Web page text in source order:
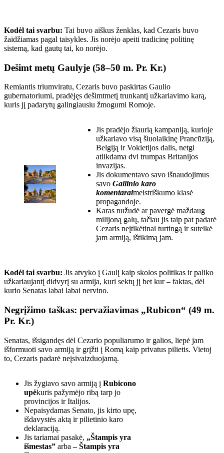
Kodėl tai svarbu: Tai buvo aiškus ženklas, kad Cezaris buvo
žaidžiamas pagal taisykles. Jis norėjo apeiti tradicinę politinę
sistemą, kad gautų tai, ko norėjo.
Dešimt metų Gaulyje (58–50 m. Pr. Kr.)
Remiantis triumviratu, Cezaris buvo paskirtas Gaulio
gubernatoriumi, pradėjęs dešimtmetį trunkantį užkariavimo karą,
kuris jį padarytų galingiausiu žmogumi Romoje.
Jis pradėjo žiaurią kampaniją, kurioje
užkariavo visą šiuolaikinę Prancūziją,
Belgiją ir Vokietijos dalis, netgi
atlikdama dvi trumpas Britanijos
invazijas.
Jis dokumentavo savo išnaudojimus
savo Gallinio karo
komentaraimeistriškumo klasė
propagandoje.
Karas nužudė ar pavergė maždaug
milijoną galų, tačiau jis taip pat padarė
Cezaris neįtikėtinai turtingą ir suteikė
jam armiją, ištikimą jam.
Kodėl tai svarbu: Jis atvyko į Gaulį kaip skolos politikas ir paliko
užkariaujantį didvyrį su armija, kuri sektų jį bet kur – faktas, dėl
kurio Senatas labai labai nervino.
Negrįžimo taškas: pervažiavimas „Rubicon“ (49 m.
Pr. Kr.)
Senatas, išsigandęs dėl Cezario populiarumo ir galios, liepė jam
išformuoti savo armiją ir grįžti į Romą kaip privatus pilietis. Vietoj
to, Cezaris padarė neįsivaizduojamą.
Jis žygiavo savo armiją į Rubicono
upėkuris pažymėjo ribą tarp jo
provincijos ir Italijos.
Nepaisydamas Senato, jis kirto upę,
išdavystės aktą ir pilietinio karo
deklaraciją.
Jis tariamai pasakė, „Štampis yra
išmestas” arba– Štampis yra